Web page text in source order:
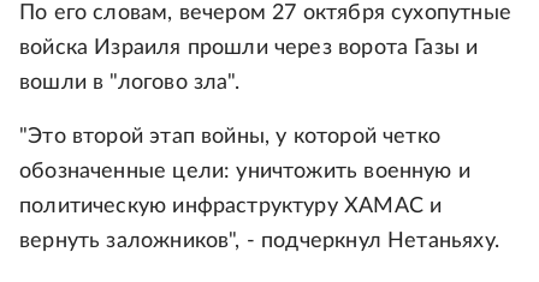
По его словам, вечером 27 октября сухопутные
войска Израиля прошли через ворота Газы и
вошли в "логово зла".
"Это второй этап войны, у которой четко
обозначенные цели: уничтожить военную и
политическую инфраструктуру ХАМАС и
вернуть заложников", - подчеркнул Нетаньяху.